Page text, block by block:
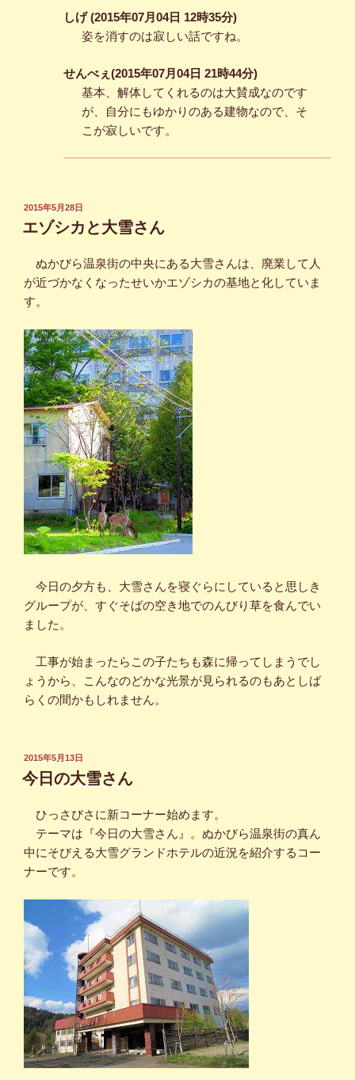
しげ (2015年07月04日 12時35分)
姿を消すのは寂しい話ですね。
せんべぇ(2015年07月04日 21時44分)
基本、解体してくれるのは大賛成なのです
が、自分にもゆかりのある建物なので、そ
こが寂しいです。
投
稿
日:
2015年5月28日
エゾシカと大雪さん
ぬかびら温泉街の中央にある大雪さんは、廃業して人
が近づかなくなったせいかエゾシカの基地と化していま
す。
今日の夕方も、大雪さんを寝ぐらにしていると思しき
グループが、すぐそばの空き地でのんびり草を食んでい
ました。
工事が始まったらこの子たちも森に帰ってしまうでし
ょうから、こんなのどかな光景が見られるのもあとしば
らくの間かもしれません。
投
稿
日:
2015年5月13日
今日の大雪さん
ひっさびさに新コーナー始めます。
テーマは『今日の大雪さん』。ぬかびら温泉街の真ん
中にそびえる大雪グランドホテルの近況を紹介するコー
ナーです。